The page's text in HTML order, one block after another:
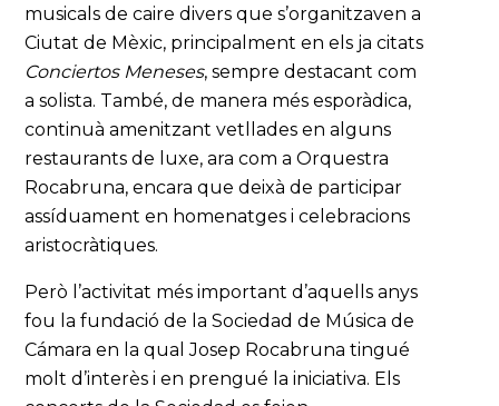
musicals de caire divers que s’organitzaven a
Ciutat de Mèxic, principalment en els ja citats
Conciertos Meneses, sempre destacant com
a solista. També, de manera més esporàdica,
continuà amenitzant vetllades en alguns
restaurants de luxe, ara com a Orquestra
Rocabruna, encara que deixà de participar
assíduament en homenatges i celebracions
aristocràtiques.
Però l’activitat més important d’aquells anys
fou la fundació de la Sociedad de Música de
Cámara en la qual Josep Rocabruna tingué
molt d’interès i en prengué la iniciativa. Els